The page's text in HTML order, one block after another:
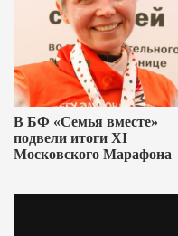
В БФ «Семья вместе»
подвели итоги XI
Московского Марафона